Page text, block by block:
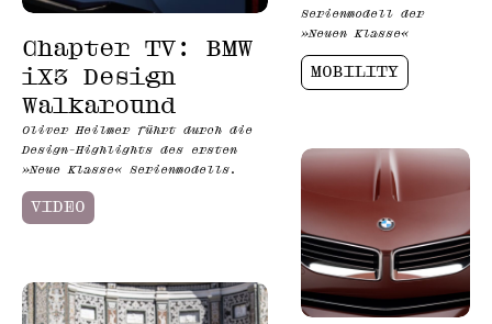
Chapter TV: BMW
iX3 Design
Walkaround
Oliver Heilmer führt durch die
Design-Highlights des ersten
»Neue Klasse« Serienmodells.
VIDEO
Serienmodell der
»Neuen Klasse«
MOBILITY